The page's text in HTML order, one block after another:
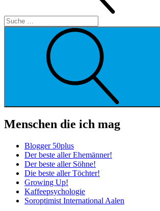
Menschen die ich mag
Blogger 50plus
Der beste aller Ehemänner!
Der beste aller Söhne!
Die beste aller Töchter!
Growing Up!
Kaffeepsychologie
Soroptimist International Aalen